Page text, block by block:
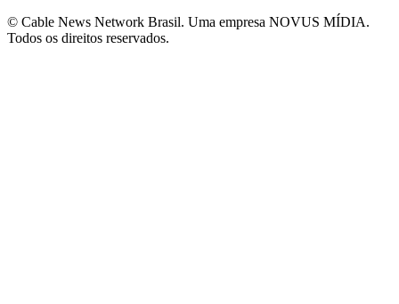
© Cable News Network Brasil. Uma empresa NOVUS MÍDIA.
Todos os direitos reservados.